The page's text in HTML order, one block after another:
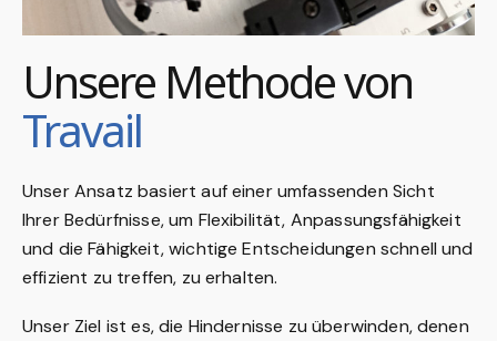
Unsere Methode von
Travail
Unser Ansatz basiert auf einer umfassenden Sicht
Ihrer Bedürfnisse, um Flexibilität, Anpassungsfähigkeit
und die Fähigkeit, wichtige Entscheidungen schnell und
effizient zu treffen, zu erhalten.
Unser Ziel ist es, die Hindernisse zu überwinden, denen